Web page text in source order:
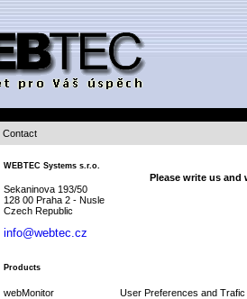
Contact
WEBTEC Systems s.r.o.
Sekaninova 193/50
128 00 Praha 2 - Nusle
Czech Republic
info@webtec.cz
Please write us
Products
webMonitor
User Preferences and